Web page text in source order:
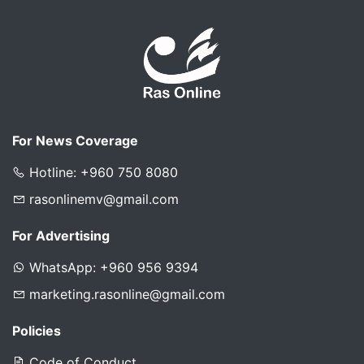
For News Coverage
Hotline: +960 750 8080
rasonlinemv@gmail.com
For Advertising
WhatsApp: +960 956 9394
marketing.rasonline@gmail.com
Policies